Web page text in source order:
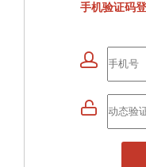
手机验证码

